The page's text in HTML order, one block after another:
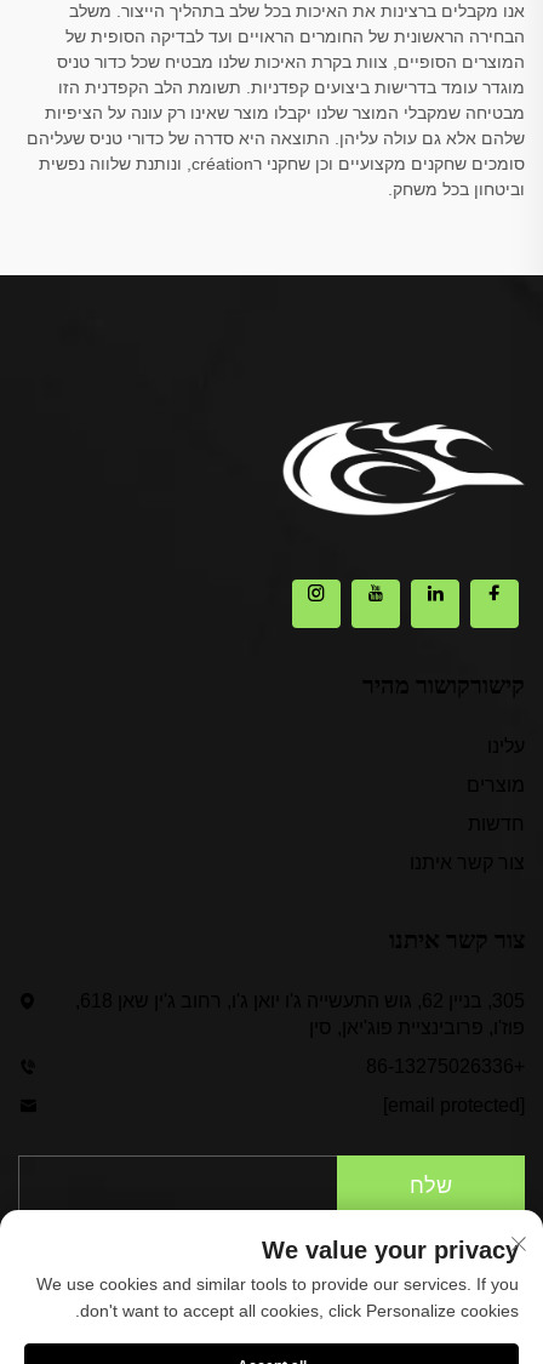
אנו מקבלים ברצינות את האיכות בכל שלב בתהליך הייצור. משלב
הבחירה הראשונית של החומרים הראויים ועד לבדיקה הסופית של
המוצרים הסופיים, צוות בקרת האיכות שלנו מבטיח שכל כדור טניס
מוגדר עומד בדרישות ביצועים קפדניות. תשומת הלב הקפדנית הזו
מבטיחה שמקבלי המוצר שלנו יקבלו מוצר שאינו רק עונה על הציפיות
שלהם אלא גם עולה עליהן. התוצאה היא סדרה של כדורי טניס שעליהם
סומכים שחקנים מקצועיים וכן שחקני רcréation, ונותנת שלווה נפשית
וביטחון בכל משחק.
קישורקושור מהיר
שלח
We value your privacy
We use cookies and similar tools to provide our services. If you
don't want to accept all cookies, click Personalize cookies.